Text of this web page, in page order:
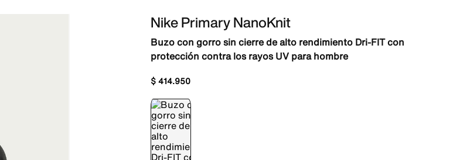
Nike Primary NanoKnit
Buzo con gorro sin cierre de alto rendimiento Dri-FIT con
protección contra los rayos UV para hombre
$414.950